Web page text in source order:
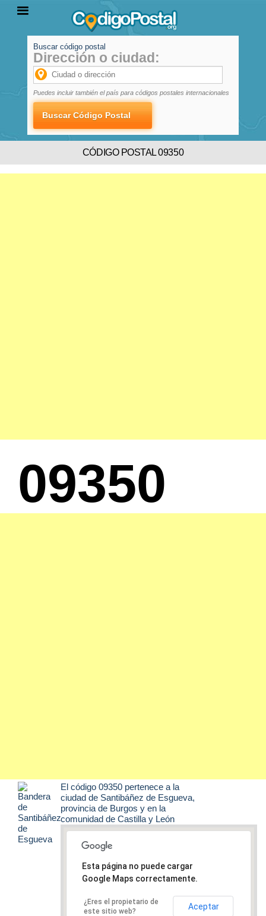
PROVINCIAS
LOCALIDADES
Buscar código postal
Dirección o ciudad:
Puedes incluir también el país para códigos postales internacionales
CÓDIGO POSTAL 09350
09350
El código 09350 pertenece a la
ciudad de Santibáñez de Esgueva,
provincia de Burgos y en la
comunidad de Castilla y León
Esta página no puede cargar
Google Maps correctamente.
¿Eres el propietario de
este sitio web?
Aceptar